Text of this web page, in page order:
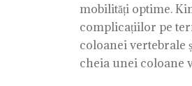
mobilități optime.
complicațiilor pe
coloanei vertebrale
cheia unei coloane